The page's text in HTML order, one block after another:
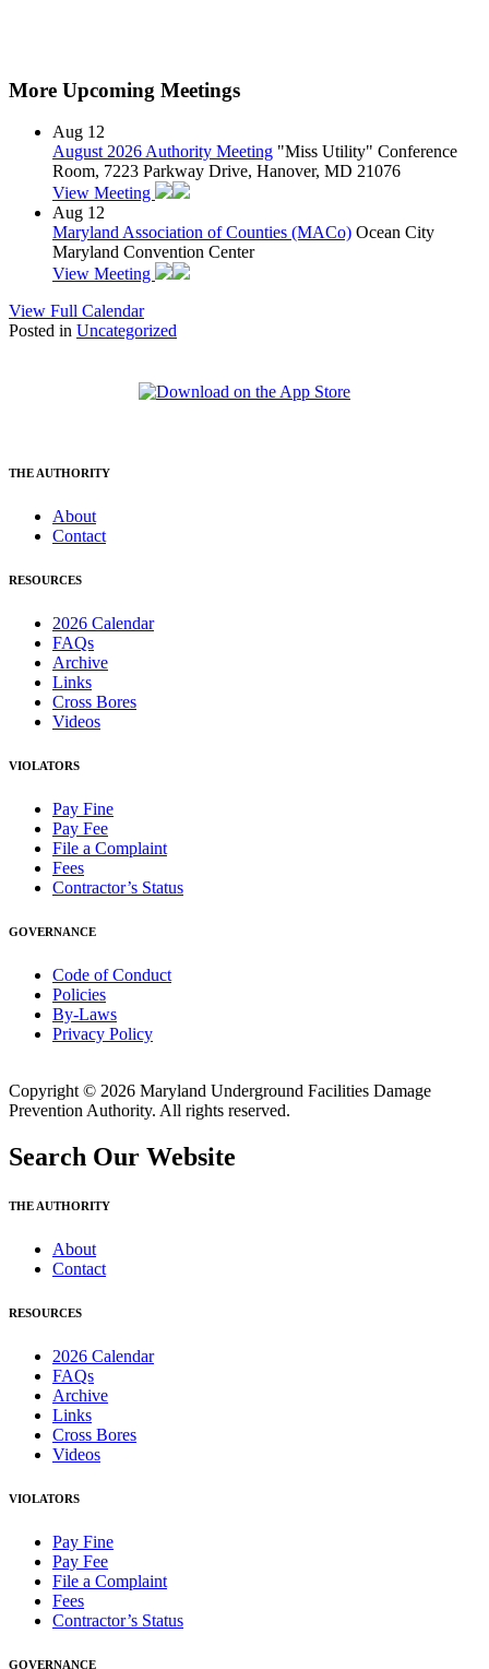
More Upcoming Meetings
Aug 12
August 2026 Authority Meeting "Miss Utility" Conference
Room, 7223 Parkway Drive, Hanover, MD 21076
View Meeting
Aug 12
Maryland Association of Counties (MACo) Ocean City
Maryland Convention Center
View Meeting
View Full Calendar
Posted in Uncategorized
THE AUTHORITY
About
Contact
RESOURCES
2026 Calendar
FAQs
Archive
Links
Cross Bores
Videos
VIOLATORS
Pay Fine
Pay Fee
File a Complaint
Fees
Contractor’s Status
GOVERNANCE
Code of Conduct
Policies
By-Laws
Privacy Policy
Copyright © 2026 Maryland Underground Facilities Damage
Prevention Authority. All rights reserved.
Search Our Website
THE AUTHORITY
About
Contact
RESOURCES
2026 Calendar
FAQs
Archive
Links
Cross Bores
Videos
VIOLATORS
Pay Fine
Pay Fee
File a Complaint
Fees
Contractor’s Status
GOVERNANCE